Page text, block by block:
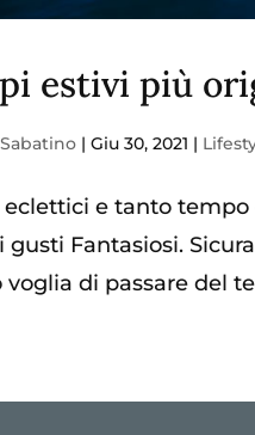
estivi più
|Giu 30, 2021 |
e tanto tempo
Fantasiosi.
voglia di passare del